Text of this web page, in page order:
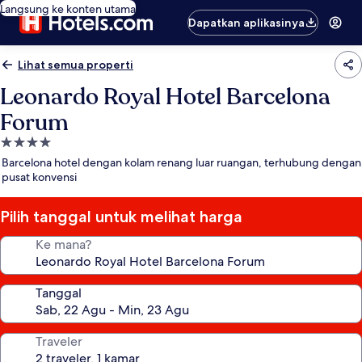
Langsung ke konten utama
Dapatkan aplikasinya
Lihat semua properti
Leonardo Royal Hotel Barcelona
Forum
Properti
bintang
4.0
Barcelona hotel dengan kolam renang luar ruangan, terhubung dengan
pusat konvensi
Pilih tanggal untuk melihat harga
Ke mana?
Tanggal
Traveler